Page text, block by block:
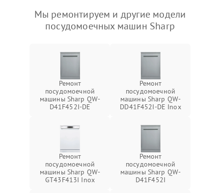
Мы ремонтируем и другие модели
посудомоечных машин Sharp
Ремонт
посудомоечной
машины Sharp QW-
D41F452I-DE
Ремонт
посудомоечной
машины Sharp QW-
DD41F452I-DE Inox
Ремонт
посудомоечной
машины Sharp QW-
GT43F413I Inox
Ремонт
посудомоечной
машины Sharp QW-
D41F452I